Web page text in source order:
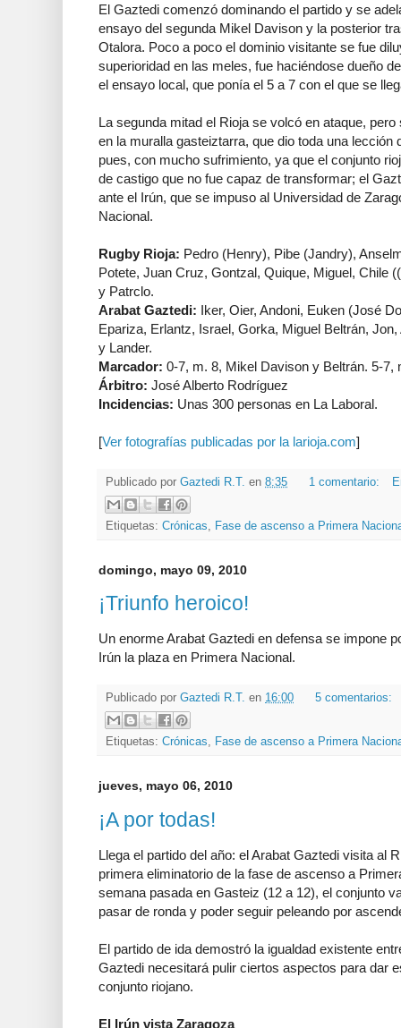
El Gaztedi comenzó dominando el partido y se
ensayo del segunda Mikel Davison y la posterior
Otalora. Poco a poco el dominio visitante se fue
superioridad en las meles, fue haciéndose dueño
el ensayo local, que ponía el 5 a 7 con el que se
La segunda mitad el Rioja se volcó en ataque,
en la muralla gasteiztarra, que dio toda una lección
pues, con mucho sufrimiento, ya que el conjunto
de castigo que no fue capaz de transformar; el
ante el Irún, que se impuso al Universidad de
Nacional.
Rugby Rioja: Pedro (Henry), Pibe (Jandry),
Potete, Juan Cruz, Gontzal, Quique, Miguel, Chile
y Patrclo.
Arabat Gaztedi: Iker, Oier, Andoni, Euken (José
Epariza, Erlantz, Israel, Gorka, Miguel Beltrán,
y Lander.
Marcador: 0-7, m. 8, Mikel Davison y Beltrán. 5-7,
Árbitro: José Alberto Rodríguez
Incidencias: Unas 300 personas en La Laboral.
[Ver fotografías publicadas por la larioja.com]
Publicado por Gaztedi R.T. en 8:35 1 comentario:
Etiquetas: Crónicas, Fase de ascenso a Primera
domingo, mayo 09, 2010
¡Triunfo heroico!
Un enorme Arabat Gaztedi en defensa se impone
Irún la plaza en Primera Nacional.
Publicado por Gaztedi R.T. en 16:00 5 comentarios:
Etiquetas: Crónicas, Fase de ascenso a Primera
jueves, mayo 06, 2010
¡A por todas!
Llega el partido del año: el Arabat Gaztedi visita al
primera eliminatorio de la fase de ascenso a
semana pasada en Gasteiz (12 a 12), el conjunto
pasar de ronda y poder seguir peleando por
El partido de ida demostró la igualdad existente
Gaztedi necesitará pulir ciertos aspectos para dar
conjunto riojano.
El Irún vista Zaragoza